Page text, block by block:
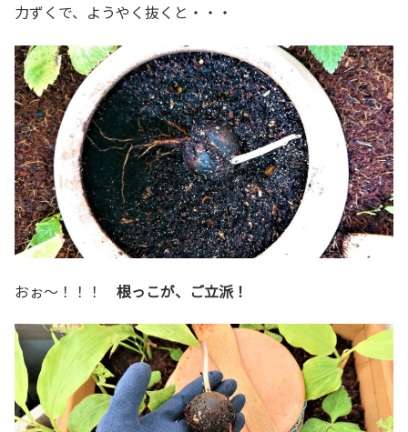
力ずくで、ようやく抜くと・・・
おぉ～！！！ 根っこが、ご立派！